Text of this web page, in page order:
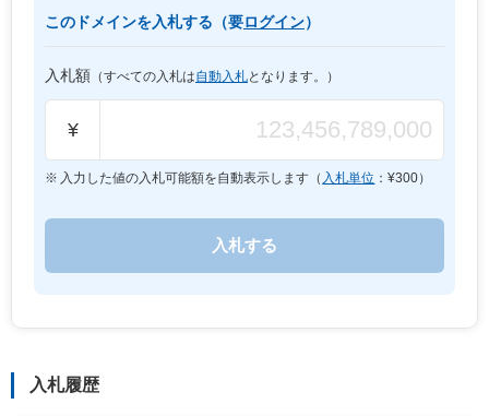
このドメインを入札する（要ログイン）
入札額 （すべての入札は自動入札となります。）
¥
入力した値の入札可能額を自動表示します（ 入札単位 ：¥300）
入札履歴